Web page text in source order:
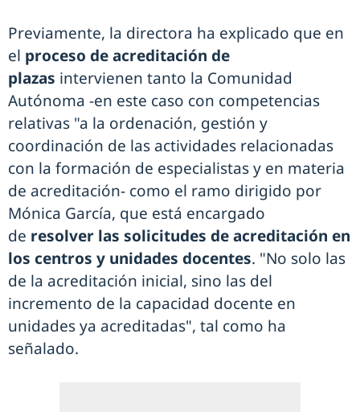
Previamente, la directora ha explicado que en
el proceso de acreditación de
plazas intervienen tanto la Comunidad
Autónoma -en este caso con competencias
relativas "a la ordenación, gestión y
coordinación de las actividades relacionadas
con la formación de especialistas y en materia
de acreditación- como el ramo dirigido por
Mónica García, que está encargado
de resolver las solicitudes de acreditación en
los centros y unidades docentes. "No solo las
de la acreditación inicial, sino las del
incremento de la capacidad docente en
unidades ya acreditadas", tal como ha
señalado.